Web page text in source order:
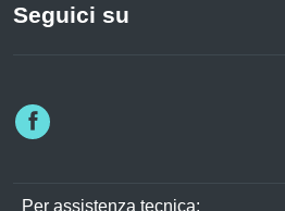
Seguici su
Per assistenza tecnica: